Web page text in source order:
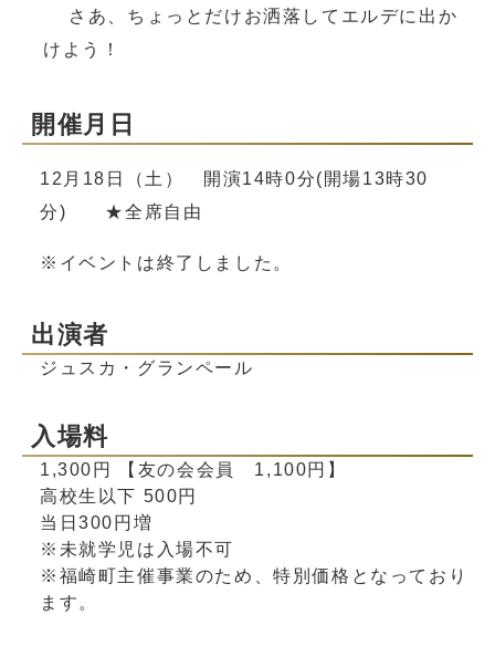
さあ、ちょっとだけお洒落してエルデに出か
けよう！
開催月日
12月18日（土） 開演14時0分(開場13時30
分) ★全席自由
※イベントは終了しました。
出演者
ジュスカ・グランペール
入場料
1,300円 【友の会会員 1,100円】
高校生以下 500円
当日300円増
※未就学児は入場不可
※福崎町主催事業のため、特別価格となっており
ます。